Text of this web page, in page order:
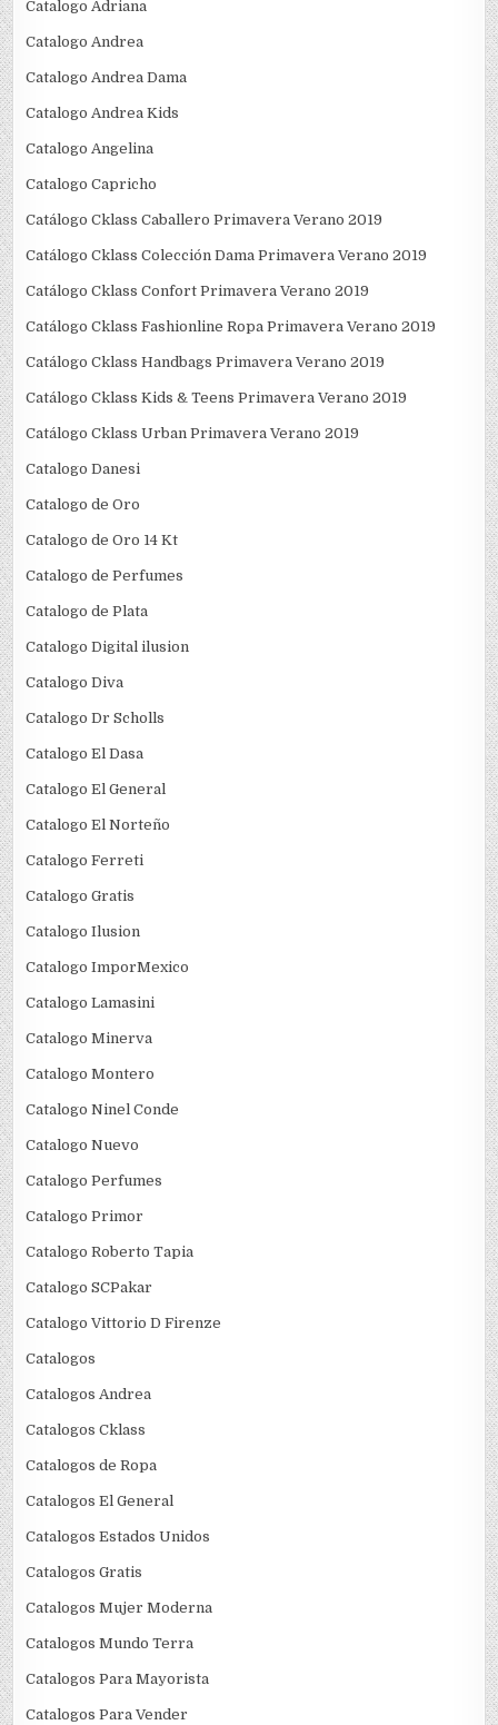
Catalogo Adriana
Catalogo Andrea
Catalogo Andrea Dama
Catalogo Andrea Kids
Catalogo Angelina
Catalogo Capricho
Catálogo Cklass Caballero Primavera Verano 2019
Catálogo Cklass Colección Dama Primavera Verano 2019
Catálogo Cklass Confort Primavera Verano 2019
Catálogo Cklass Fashionline Ropa Primavera Verano 2019
Catálogo Cklass Handbags Primavera Verano 2019
Catálogo Cklass Kids & Teens Primavera Verano 2019
Catálogo Cklass Urban Primavera Verano 2019
Catalogo Danesi
Catalogo de Oro
Catalogo de Oro 14 Kt
Catalogo de Perfumes
Catalogo de Plata
Catalogo Digital ilusion
Catalogo Diva
Catalogo Dr Scholls
Catalogo El Dasa
Catalogo El General
Catalogo El Norteño
Catalogo Ferreti
Catalogo Gratis
Catalogo Ilusion
Catalogo ImporMexico
Catalogo Lamasini
Catalogo Minerva
Catalogo Montero
Catalogo Ninel Conde
Catalogo Nuevo
Catalogo Perfumes
Catalogo Primor
Catalogo Roberto Tapia
Catalogo SCPakar
Catalogo Vittorio D Firenze
Catalogos
Catalogos Andrea
Catalogos Cklass
Catalogos de Ropa
Catalogos El General
Catalogos Estados Unidos
Catalogos Gratis
Catalogos Mujer Moderna
Catalogos Mundo Terra
Catalogos Para Mayorista
Catalogos Para Vender